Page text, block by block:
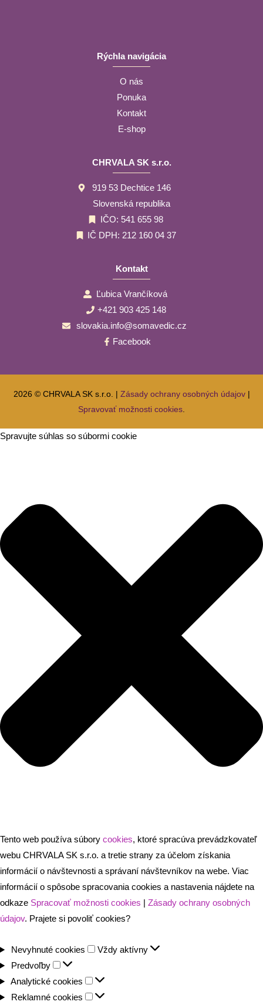
Rýchla navigácia
O nás
Ponuka
Kontakt
E-shop
CHRVALA SK s.r.o.
919 53 Dechtice 146
Slovenská republika
IČO: 541 655 98
IČ DPH: 212 160 04 37
Kontakt
Ľubica Vrančíková
+421 903 425 148
slovakia.info@somavedic.cz
Facebook
2026 © CHRVALA SK s.r.o. | Zásady ochrany osobných údajov|
Spravovať možnosti cookies
Spravujte súhlas so súbormi cookie
Tento web používa súbory cookies, ktoré spracúva prevádzkovateľ
webu CHRVALA SK s.r.o. a tretie strany za účelom získania
informácií o návštevnosti a správaní návštevníkov na webe. Viac
informácií o spôsobe spracovania cookies a nastavenia nájdete na
odkaze Spracovať možnosti cookies
Zásady ochrany osobných
údajov. Prajete si povoliť cookies?
Nevyhnuté cookies
Nevyhnuté
Vždy aktívny
Predvoľby
Predvoľby
Analytické cookies
Analytické
cookies
Reklamné cookies Reklamné